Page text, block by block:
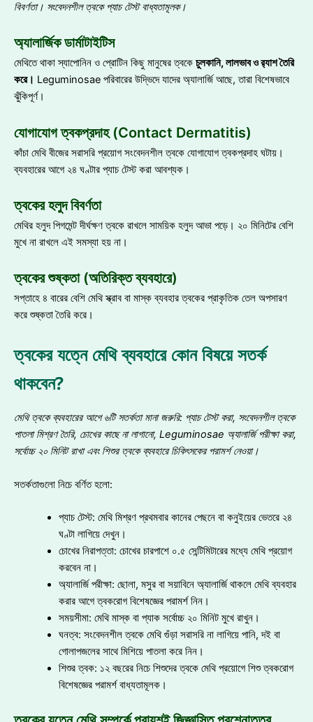
বিবর্ণতা। সংবেদনশীল ত্বকে প্যাচ টেস্ট বাধ্যতামূলক।
অ্যালার্জিক ডার্মাটাইটিস
মেথিতে থাকা স্যাপোনিন ও প্রোটিন কিছু মানুষের ত্বকে চুলকানি, লালভাব ও র‍্যাশ তৈরি
করে। Leguminosae পরিবারের উদ্ভিদে যাদের অ্যালার্জি আছে, তারা বিশেষভাবে
ঝুঁকিপূর্ণ।
যোগাযোগ ত্বকপ্রদাহ (Contact Dermatitis)
কাঁচা মেথি বীজের সরাসরি প্রয়োগ সংবেদনশীল ত্বকে যোগাযোগ ত্বকপ্রদাহ ঘটায়।
ব্যবহারের আগে ২৪ ঘণ্টার প্যাচ টেস্ট করা আবশ্যক।
ত্বকের হলুদ বিবর্ণতা
মেথির হলুদ পিগমেন্ট দীর্ঘক্ষণ ত্বকে রাখলে সাময়িক হলুদ আভা পড়ে। ২০ মিনিটের বেশি
মুখে না রাখলে এই সমস্যা হয় না।
ত্বকের শুষ্কতা (অতিরিক্ত ব্যবহারে)
সপ্তাহে ৪ বারের বেশি মেথি স্ক্রাব বা মাস্ক ব্যবহার ত্বকের প্রাকৃতিক তেল অপসারণ
করে শুষ্কতা তৈরি করে।
ত্বকের যত্নে মেথি ব্যবহারে কোন বিষয়ে সতর্ক
থাকবেন?
মেথি ত্বকে ব্যবহারের আগে ৬টি সতর্কতা মানা জরুরি: প্যাচ টেস্ট করা, সংবেদনশীল ত্বকে
পাতলা মিশ্রণ তৈরি, চোখের কাছে না লাগানো, Leguminosae অ্যালার্জি পরীক্ষা করা,
সর্বোচ্চ ২০ মিনিট রাখা এবং শিশুর ত্বকে ব্যবহারে চিকিৎসকের পরামর্শ নেওয়া।
সতর্কতাগুলো নিচে বর্ণিত হলো:
প্যাচ টেস্ট: মেথি মিশ্রণ প্রথমবার কানের পেছনে বা কনুইয়ের ভেতরে ২৪
ঘণ্টা লাগিয়ে দেখুন।
চোখের নিরাপত্তা: চোখের চারপাশে ০.৫ সেন্টিমিটারের মধ্যে মেথি প্রয়োগ
করবেন না।
অ্যালার্জি পরীক্ষা: ছোলা, মসুর বা সয়াবিনে অ্যালার্জি থাকলে মেথি ব্যবহার
করার আগে ত্বকরোগ বিশেষজ্ঞের পরামর্শ নিন।
সময়সীমা: মেথি মাস্ক বা প্যাক সর্বোচ্চ ২০ মিনিট মুখে রাখুন।
ঘনত্ব: সংবেদনশীল ত্বকে মেথি গুঁড়া সরাসরি না লাগিয়ে পানি, দই বা
গোলাপজলের সাথে মিশিয়ে পাতলা করে নিন।
শিশুর ত্বক: ১২ বছরের নিচে শিশুদের ত্বকে মেথি প্রয়োগে শিশু ত্বকরোগ
বিশেষজ্ঞের পরামর্শ বাধ্যতামূলক।